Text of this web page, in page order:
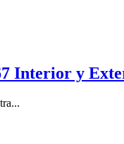
Interior y